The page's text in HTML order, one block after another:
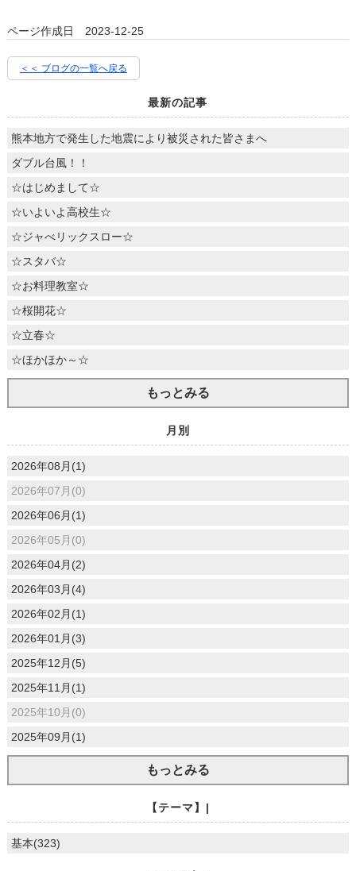
ページ作成日 2023-12-25
＜＜ ブログの一覧へ戻る
最新の記事
熊本地方で発生した地震により被災された皆さまへ
ダブル台風！！
☆はじめまして☆
☆いよいよ高校生☆
☆ジャべリックスロー☆
☆スタバ☆
☆お料理教室☆
☆桜開花☆
☆立春☆
☆ほかほか～☆
もっとみる
月別
2026年08月(1)
2026年07月(0)
2026年06月(1)
2026年05月(0)
2026年04月(2)
2026年03月(4)
2026年02月(1)
2026年01月(3)
2025年12月(5)
2025年11月(1)
2025年10月(0)
2025年09月(1)
もっとみる
【テーマ】|
基本(323)